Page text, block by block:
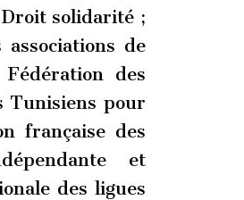
solidarité ;
de
des
Tunisiens pour
française des
et
des ligues